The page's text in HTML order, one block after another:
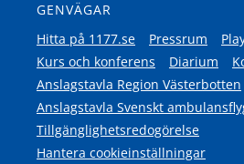
GENVÄGAR
Hitta på 1177.se
Pressrum
Kurs och konferens
Diarium
Anslagstavla Region Västerbotten
Anslagstavla Svenskt
Tillgänglighetsredogörelse
Hantera cookieinställningar